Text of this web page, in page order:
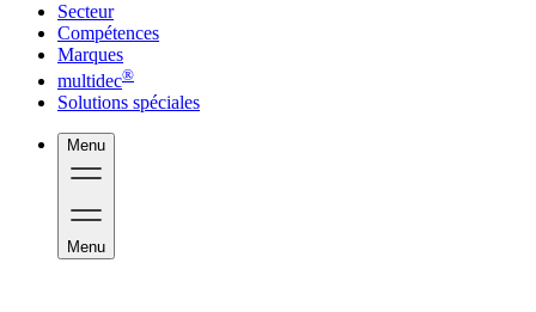
Secteur
Compétences
Marques
multidec®
Solutions spéciales
Menu
Menu